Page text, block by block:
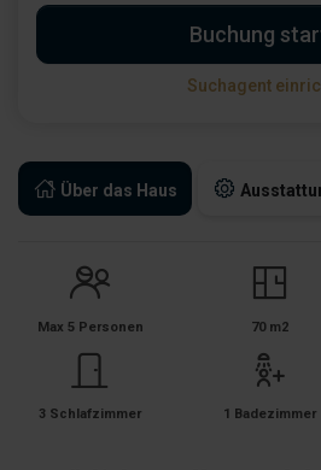
Über das Haus
Max 5 Personen 70 m2
3 Schlafzimmer 1 Badezimmer
Buchung
Suchagent